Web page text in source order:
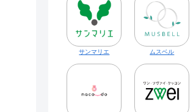
サンマリエ ムスベル